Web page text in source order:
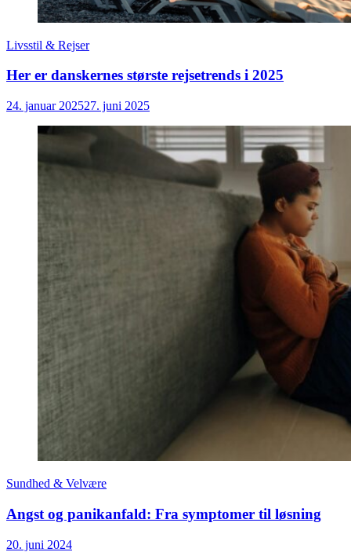
Livsstil & Rejser
Her er danskernes største rejsetrends i 2025
24. januar 202527. juni 2025
Sundhed & Velvære
Angst og panikanfald: Fra symptomer til løsning
20. juni 2024